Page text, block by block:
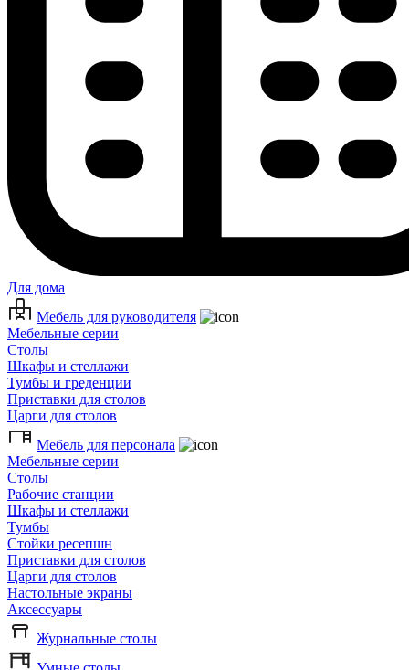
Для дома
Мебель для руководителя
Мебельные серии
Столы
Шкафы и стеллажи
Тумбы и греденции
Приставки для столов
Царги для столов
Мебель для персонала
Мебельные серии
Столы
Рабочие станции
Шкафы и стеллажи
Тумбы
Стойки ресепшн
Приставки для столов
Царги для столов
Настольные экраны
Аксессуары
Журнальные столы